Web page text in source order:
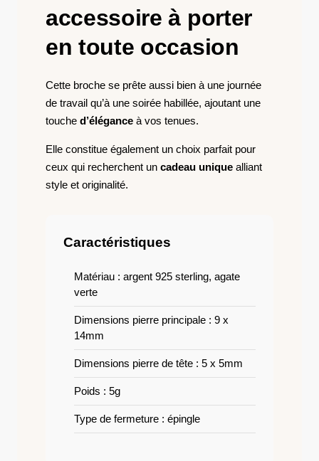
accessoire à porter
en toute occasion
Cette broche se prête aussi bien à une journée
de travail qu’à une soirée habillée, ajoutant une
touche d’élégance à vos tenues.
Elle constitue également un choix parfait pour
ceux qui recherchent un cadeau unique alliant
style et originalité.
Caractéristiques
Matériau : argent 925 sterling, agate
verte
Dimensions pierre principale : 9 x
14mm
Dimensions pierre de tête : 5 x 5mm
Poids : 5g
Type de fermeture : épingle